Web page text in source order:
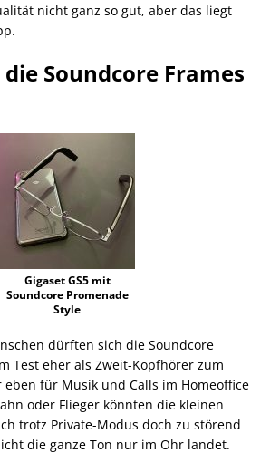
nicht ganz so gut, aber das liegt
Soundcore Frames
Gigaset GS5 mit
Soundcore Promenade
Style
dürften sich die Soundcore
Test eher als Zweit-Kopfhörer zum
für Musik und Calls im Homeoffice
oder Flieger könnten die kleinen
trotz Private-Modus doch zu störend
die ganze Ton nur im Ohr landet.